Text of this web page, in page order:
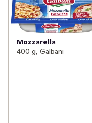
Mozzarella
400 g, Galbani